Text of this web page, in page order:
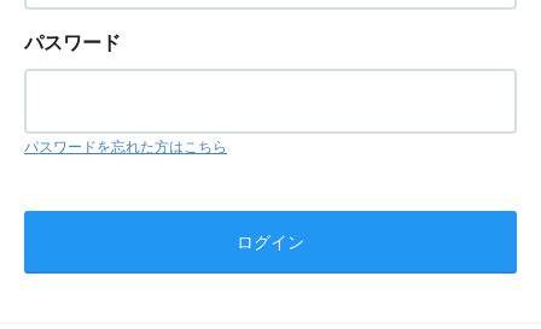
パスワード
パスワードを忘れた方はこちら